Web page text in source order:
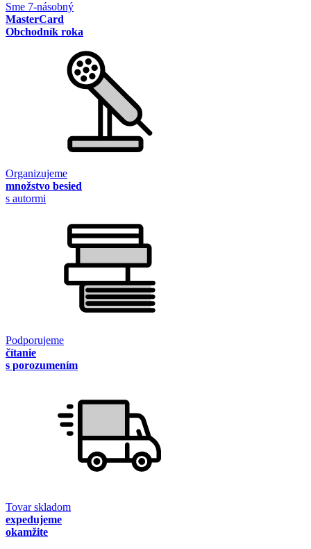
Sme 7-násobný
MasterCard
Obchodník roka
Organizujeme
množstvo besied
s autormi
Podporujeme
čítanie
s porozumením
Tovar skladom
expedujeme
okamžite